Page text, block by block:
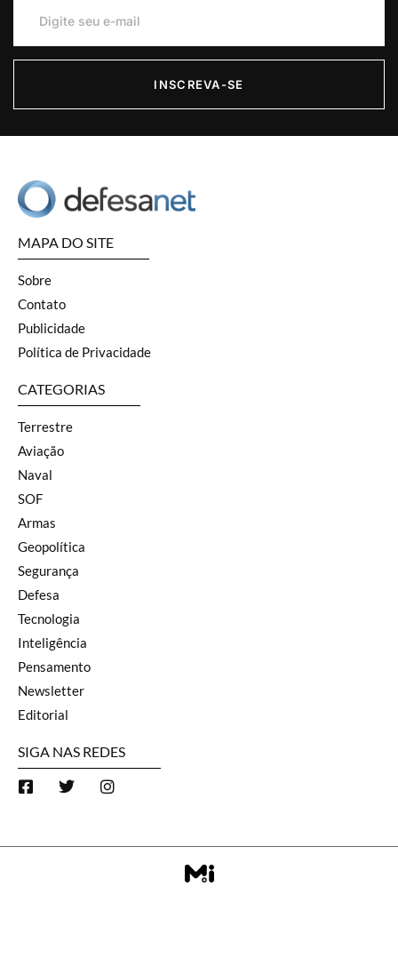
INSCREVA-SE
MAPA DO SITE
Sobre
Contato
Publicidade
Política de Privacidade
CATEGORIAS
Terrestre
Aviação
Naval
SOF
Armas
Geopolítica
Segurança
Defesa
Tecnologia
Inteligência
Pensamento
Newsletter
Editorial
SIGA NAS REDES